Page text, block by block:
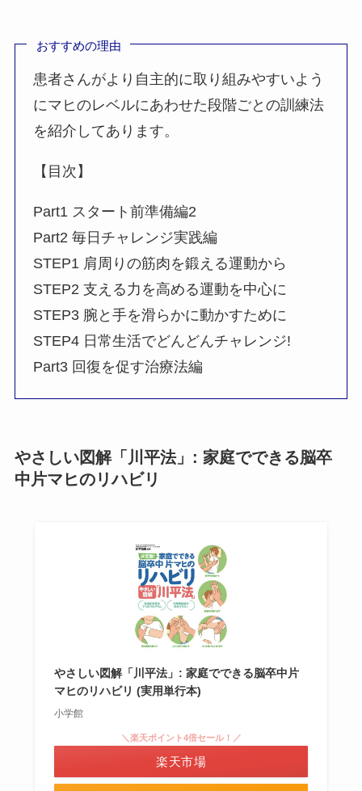
おすすめの理由
患者さんがより自主的に取り組みやすいよう
にマヒのレベルにあわせた段階ごとの訓練法
を紹介してあります。
【目次】
Part1 スタート前準備編2
Part2 毎日チャレンジ実践編
STEP1 肩周りの筋肉を鍛える運動から
STEP2 支える力を高める運動を中心に
STEP3 腕と手を滑らかに動かすために
STEP4 日常生活でどんどんチャレンジ!
Part3 回復を促す治療法編
やさしい図解「川平法」: 家庭でできる脳卒
中片マヒのリハビリ
やさしい図解「川平法」: 家庭でできる脳卒中片
マヒのリハビリ (実用単行本)
小学館
＼楽天ポイント4倍セール！／
楽天市場